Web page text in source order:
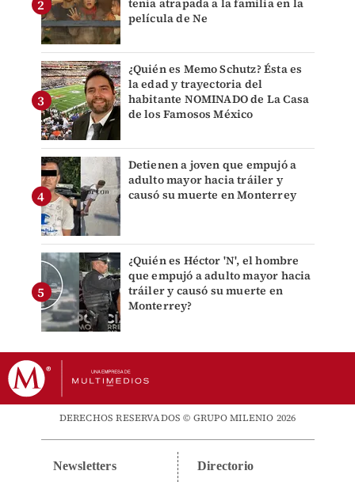
tenía atrapada a la familia en la
película de Ne
¿Quién es Memo Schutz? Ésta es
la edad y trayectoria del
habitante NOMINADO de La Casa
de los Famosos México
Detienen a joven que empujó a
adulto mayor hacia tráiler y
causó su muerte en Monterrey
¿Quién es Héctor 'N', el hombre
que empujó a adulto mayor hacia
tráiler y causó su muerte en
Monterrey?
DERECHOS RESERVADOS © GRUPO MILENIO 2026
Newsletters Directorio